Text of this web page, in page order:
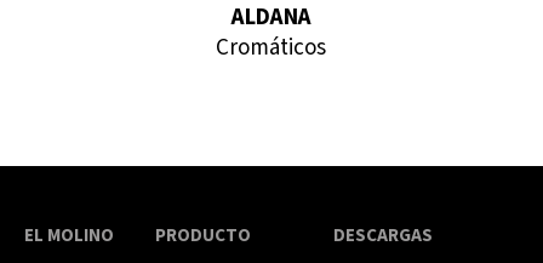
ALDANA
Cromáticos
EL MOLINO PRODUCTO DESCARGAS